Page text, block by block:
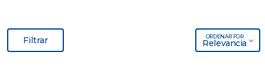
Filtrar ORDENAR POR
Relevancia